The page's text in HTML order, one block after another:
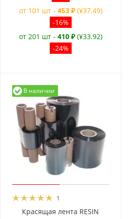
от 101 шт - 453 ₽ (¥37.49)
-16%
от 201 шт - 410 ₽ (¥33.92)
-24%
В наличии
1
Красящая лента RESIN